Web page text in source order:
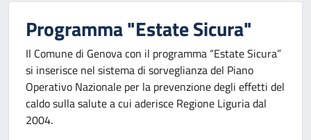
Programma "Estate Sicura"
Il Comune di Genova con il programma “Estate Sicura”
si inserisce nel sistema di sorveglianza del Piano
Operativo Nazionale per la prevenzione degli effetti del
caldo sulla salute a cui aderisce Regione Liguria dal
2004.